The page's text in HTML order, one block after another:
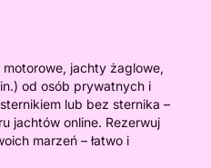
motorowe, jachty żaglowe,
od osób prywatnych i
lub bez sternika –
jachtów online. Rezerwuj
marzeń – łatwo i